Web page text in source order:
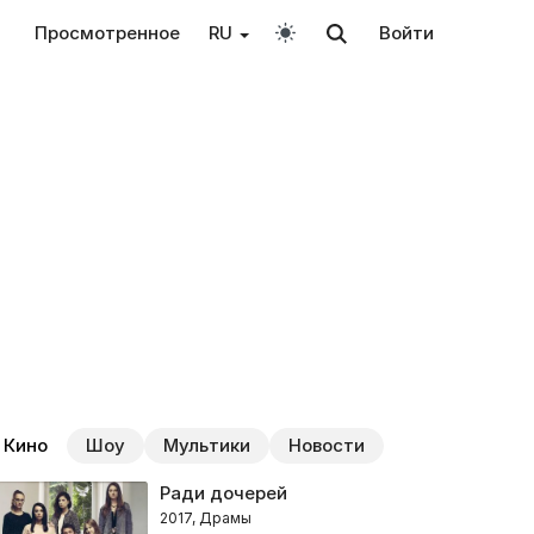
Просмотренное RU Войти
Кино Шоу Мультики Новости
Ради дочерей
2017, Драмы